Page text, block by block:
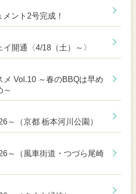
ント2号完成！
開通〈4/18（土）～〉
メ Vol.10 ～春のBBQは早め
～
～（京都 栃本河川公園）
～（風車街道・つづら尾崎